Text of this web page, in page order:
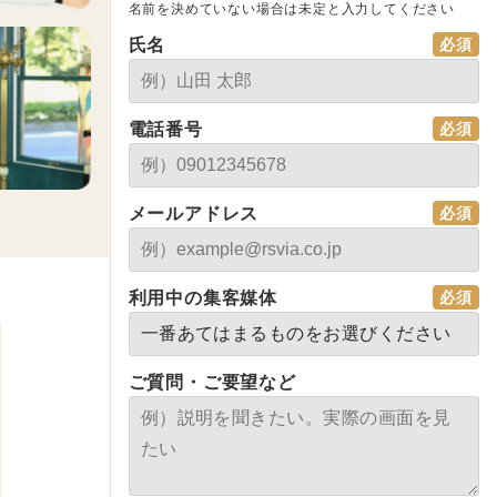
名前を決めていない場合は未定と入力してください
氏名
電話番号
メールアドレス
利用中の集客媒体
ご質問・ご要望など